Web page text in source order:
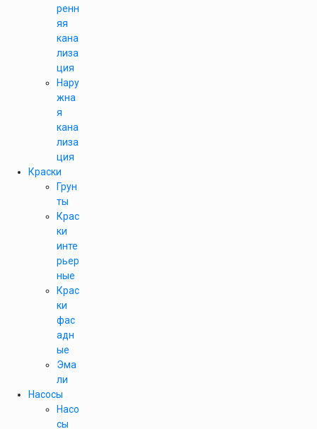
ренн
яя
кана
лиза
ция
Нару
жна
я
кана
лиза
ция
Краски
Грун
ты
Крас
ки
инте
рьер
ные
Крас
ки
фас
адн
ые
Эма
ли
Насосы
Насо
сы